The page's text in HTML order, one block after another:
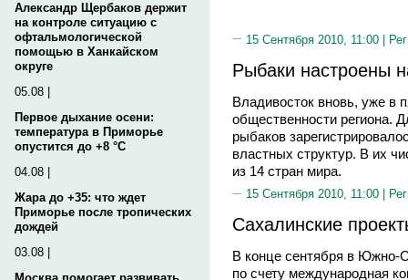
Александр Щербаков держит
на контроле ситуацию с
офтальмологической
помощью в Ханкайском
округе
05.08 |
Первое дыхание осени:
температура в Приморье
опустится до +8 °C
04.08 |
Жара до +35: что ждет
Приморье после тропических
дождей
03.08 |
15 Сентября 2010, 11:00 |
Рыбаки настроены
Владивосток вновь, уже в
общественности региона.
рыбаков
властных структур. В их
из 14 стран мира.
15 Сентября 2010, 11:00 |
Сахалинские
В конце сентября в Южно-
по счету международная